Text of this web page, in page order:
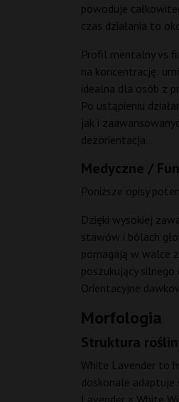
powoduje
czas działania to
Profil mentalny vs
na koncentrację:
idealna dla osób z
Po ustąpieniu
jak i
dezorientacja.
Medyczne /
Poniższe opisy
Dzięki wysokiej
stawów i bólach
pomagają w walce
poszukujący
Orientacyjne
Morfologia
Struktura
White Lavender to
doskonale adaptuje